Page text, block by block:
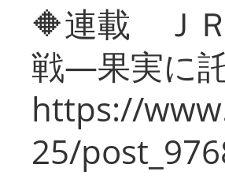
🔶連載 Ｊ
戦―果実に
https://
25/